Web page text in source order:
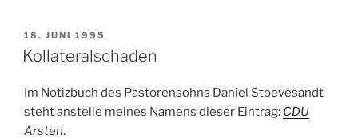
VERÖFFENTLICHT
AM
18. JUNI 1995
Kollateralschaden
Im Notizbuch des Pastorensohns Daniel Stoevesandt
steht anstelle meines Namens dieser Eintrag: CDU
Arsten.